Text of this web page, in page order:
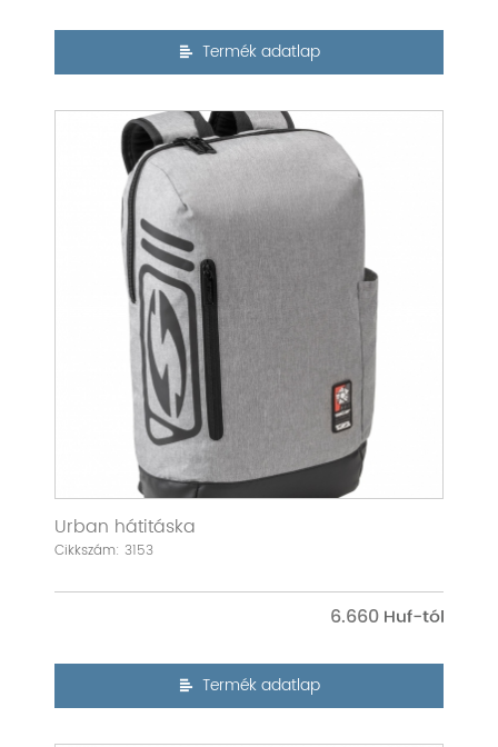
Termék adatlap
Urban hátitáska
Cikkszám: 3153
6.660
Termék adatlap